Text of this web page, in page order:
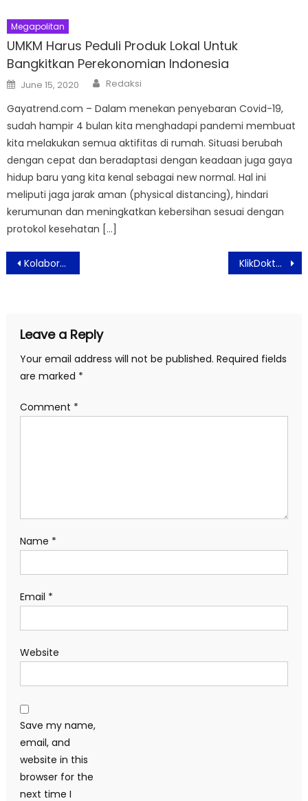
Megapolitan
UMKM Harus Peduli Produk Lokal Untuk
Bangkitkan Perekonomian Indonesia
Posted
on
June 15, 2020 Author
Redaksi
Gayatrend.com – Dalam menekan penyebaran Covid-19,
sudah hampir 4 bulan kita menghadapi pandemi membuat
kita melakukan semua aktifitas di rumah. Situasi berubah
dengan cepat dan beradaptasi dengan keadaan juga gaya
hidup baru yang kita kenal sebagai new normal. Hal ini
meliputi jaga jarak aman (physical distancing), hindari
kerumunan dan meningkatkan kebersihan sesuai dengan
protokol kesehatan […]
Post
navigation
Kolaborasi Sinergis Sampoerna University dan Bank Indonesia Institute Tingkatkan SDM di Bidang Kebanksentralan KlikDokter Buat Campaign #JagaMamamu Menjelang Peringatan Hari Ibu
Leave a Reply
Your email address will not be published. Required fields
are marked *
Comment *
Name *
Email *
Website
Save my name,
email, and
website in this
browser for the
next time I